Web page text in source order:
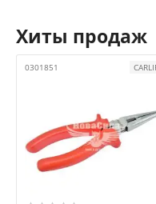
Бренди, представлені у
CarLife, Molder Tools,
FORSAGE, NEO, СТАНДАРТ.
антикорозійне покриття,
покриттямзабезпечують
Діелектричні моделі
підходять для
Хиты продаж
0301851